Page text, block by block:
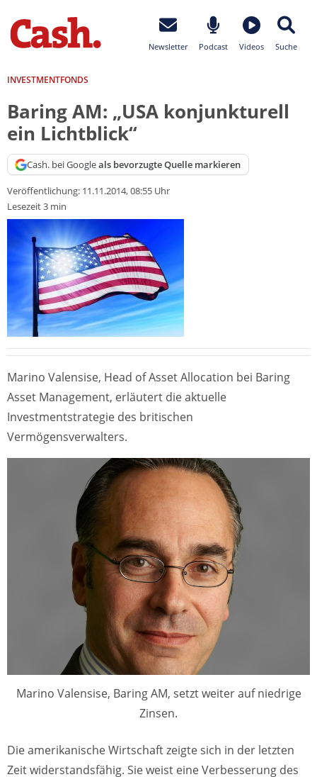
Newsletter Podcast Videos Suche
INVESTMENTFONDS
Baring AM: „USA konjunkturell
ein Lichtblick“
Cash. bei Googleals bevorzugte Quelle markieren
Veröffentlichung: 11.11.2014, 08:55 Uhr
Lesezeit 3 min
Marino Valensise, Head of Asset Allocation bei Baring
Asset Management, erläutert die aktuelle
Investmentstrategie des britischen
Vermögensverwalters.
Marino Valensise, Baring AM, setzt weiter auf niedrige
Zinsen.
Die amerikanische Wirtschaft zeigte sich in der letzten
Zeit widerstandsfähig. Sie weist eine Verbesserung des